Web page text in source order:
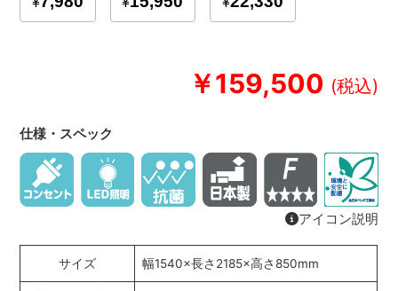
￥159,500
仕様・スペック
アイコン説明
サイズ 幅1540×長さ2185×高さ850mm